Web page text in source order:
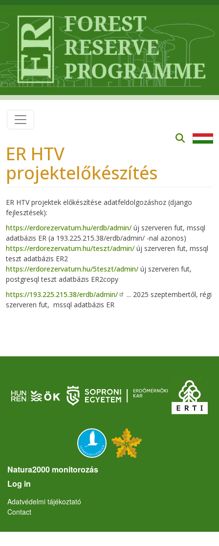
ER HTV
projektelőkészítés
ER HTV projektek előkészítése adatfeldolgozáshoz (django
fejlesztések):
https://erdorezervatum.hu/erdb/admin/ új szerveren fut, mssql
adatbázis ER (a 193.225.215.38/erdb/admin/ -nal azonos)
https://erdorezervatum.hu/teszt/admin/ új szerveren fut, mssql
teszt adatbázis ER2
https://erdorezervatum.hu/5teszt/admin/ új szerveren fut,
postgresql teszt adatbázis ER2copy
https://193.225.215.38/erdb/admin/
... 2025 szeptembertől, régi
szerveren fut, mssql adatbázis ER
Natura2000 monitorozás
User account menu
Log in
Lábléc
Adatvédelmi tájékoztató
Contact